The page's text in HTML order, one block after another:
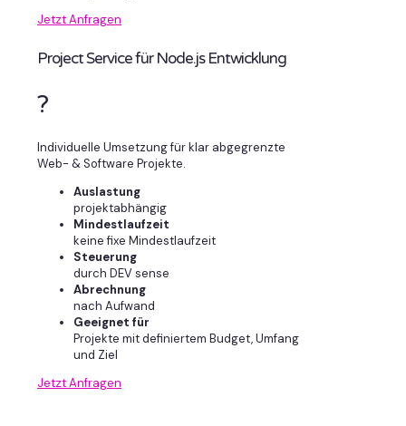
Jetzt Anfragen
Project Service für Node.js Entwicklung
?
Individuelle Umsetzung für klar abgegrenzte
Web- & Software Projekte.
Auslastung
projektabhängig
Mindestlaufzeit
keine fixe Mindestlaufzeit
Steuerung
durch DEV sense
Abrechnung
nach Aufwand
Geeignet für
Projekte mit definiertem Budget, Umfang
und Ziel
Jetzt Anfragen